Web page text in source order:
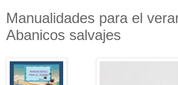
Manualidades para el
Abanicos salvajes